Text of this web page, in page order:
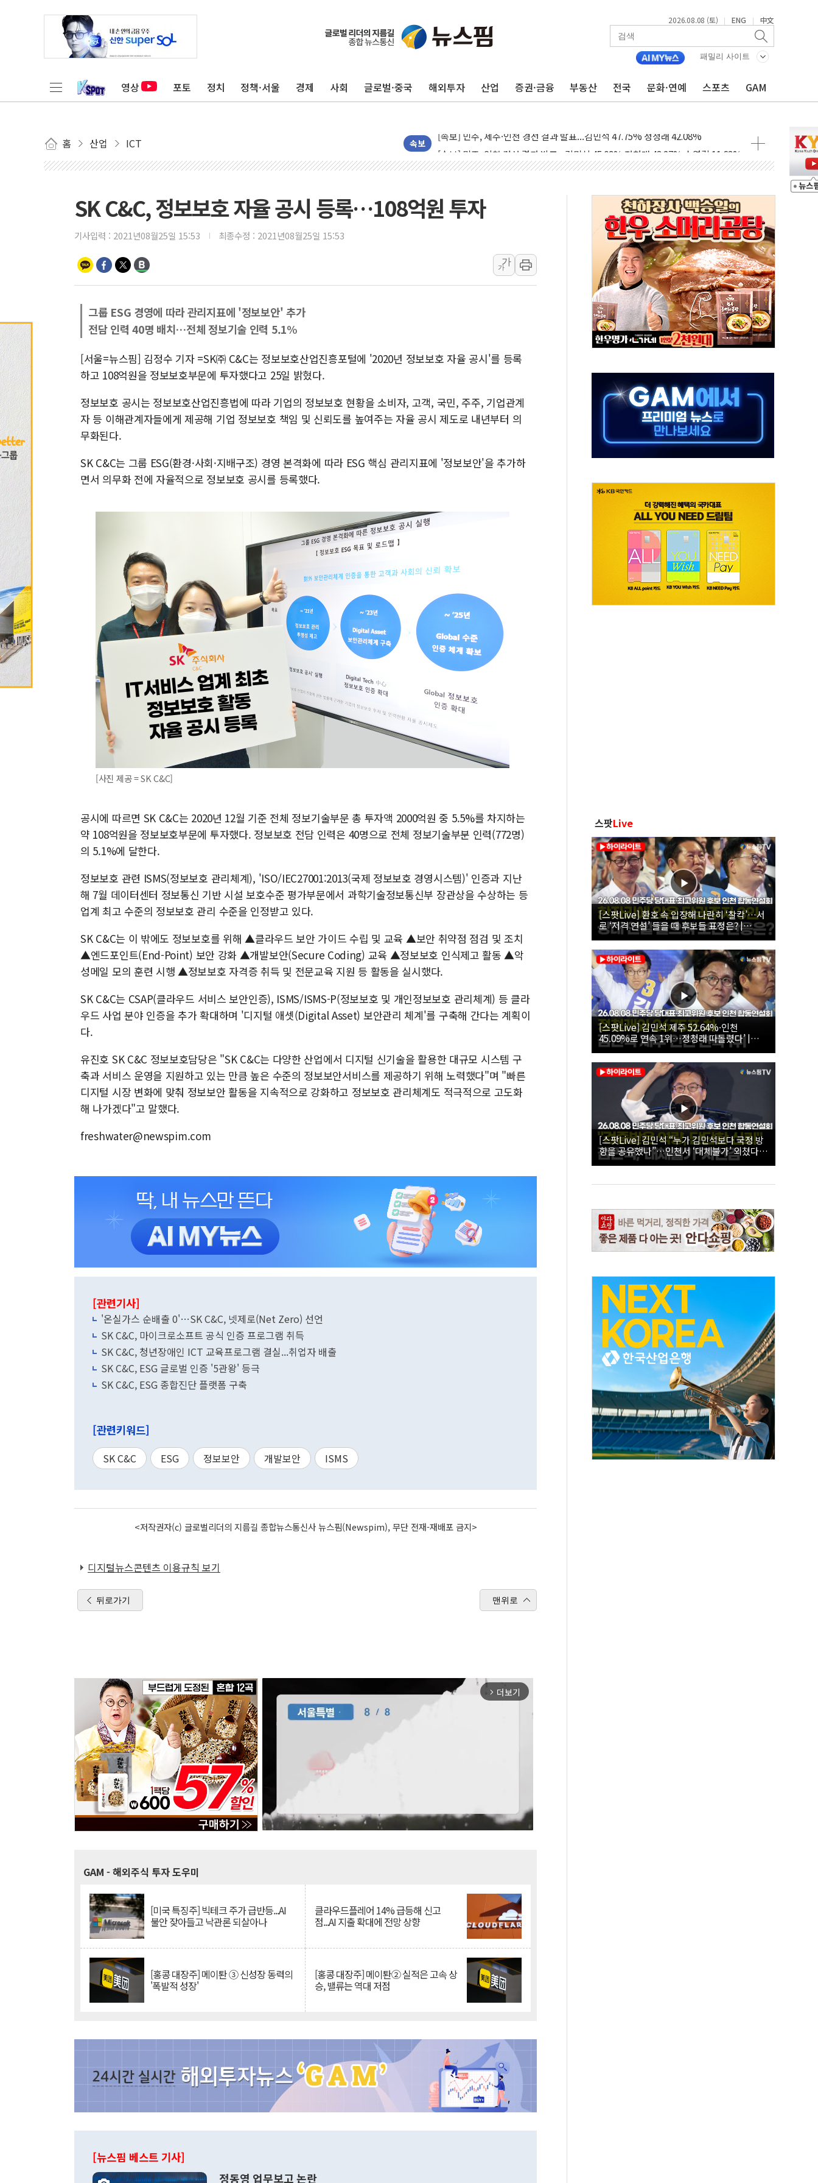
2026.08.08 (토) | ENG | 中文
패밀리 사이트
영상 포토 정치 정책·서울 경제 사회 글로벌·중국 해외투자 산업 증권·금융 부동산 전국 문화·연예 스포츠 GAM
홈 산업 ICT 속보
울진·영덕 '호우특보'-포항 '산사태 주의보'...경북도, 호우 피해·통제구간 없어
[종합] 김민석, 정청래에 '0.86%p' 차 재역전 성공...金 45.42% vs 鄭 44.56%
김민석, 2주차 제주·인천 경선서 정청래에 승리...47.75% vs 42.08%
인사하는 김민석 당대표 후보
[속보] 민주, 인천 경선 결과 발표...김민석 45.09% 정청래 43.27% 송영길 11.63%
[속보] 민주, 제주 경선 결과 발표...김민석 52.64% 정청래 39.89% 송영길 7.47%
美, 이란전 출구전략 만지작…공습 한계·탄약 부족 현실화
강릉·동해·삼척 시간당 최대 50㎜ 폭우…강원 동해안 강한 비 이어져
폐기물 수거하다 참변…60대 환경미화원 수거차에 치여 사망
서울 중랑구 주택가서 흉기 난동…60대 남성 2명 숨져
李대통령 "결혼 때문에 손해 보는 일 없게"…'결혼 페널티' 22개 과제 손본다
여수 오동도 인근 해상서 모터보트 전복…1명 사망·1명 실종
추미애, '위안부' 피해자 기림의 날 참석..."국제적 시민 연대로 목소리 내야"
인천 선재도 갯벌서 해루질 중 실종 60대 나흘만에 숨진 채 발견
인천서 말다툼 중 어머니 흉기 살해 10대 아들 체포
'화합' 꺼낸 김민석에 '뻔뻔' 받아친 정청래…제주 연설서 신경전 고조
李대통령, ISA 개편 재검토 지시…與 "적극 환영"·野 "졸속 국정"
SK C&C, 정보보호 자율 공시 등록…108억원 투자
기사입력 : 2021년08월25일 15:53 최종수정 : 2021년08월25일 15:53
가
가
그룹 ESG 경영에 따라 관리지표에 '정보보안' 추가
전담 인력 40명 배치…전체 정보기술 인력 5.1%
[서울=뉴스핌] 김정수 기자 =SK㈜ C&C는 정보보호산업진흥포털에 '2020년 정보보호 자율 공시'를 등록
하고 108억원을 정보보호부문에 투자했다고 25일 밝혔다.
정보보호 공시는 정보보호산업진흥법에 따라 기업의 정보보호 현황을 소비자, 고객, 국민, 주주, 기업관계
자 등 이해관계자들에게 제공해 기업 정보보호 책임 및 신뢰도를 높여주는 자율 공시 제도로 내년부터 의
무화된다.
SK C&C는 그룹 ESG(환경·사회·지배구조) 경영 본격화에 따라 ESG 핵심 관리지표에 '정보보안'을 추가하
면서 의무화 전에 자율적으로 정보보호 공시를 등록했다.
[사진 제공 = SK C&C]
공시에 따르면 SK C&C는 2020년 12월 기준 전체 정보기술부문 총 투자액 2000억원 중 5.5%를 차지하는
약 108억원을 정보보호부문에 투자했다. 정보보호 전담 인력은 40명으로 전체 정보기술부분 인력(772명)
의 5.1%에 달한다.
정보보호 관련 ISMS(정보보호 관리체계), 'ISO/IEC27001:2013(국제 정보보호 경영시스템)' 인증과 지난
해 7월 데이터센터 정보통신 기반 시설 보호수준 평가부문에서 과학기술정보통신부 장관상을 수상하는 등
업계 최고 수준의 정보보호 관리 수준을 인정받고 있다.
SK C&C는 이 밖에도 정보보호를 위해 ▲클라우드 보안 가이드 수립 및 교육 ▲보안 취약점 점검 및 조치
▲엔드포인트(End-Point) 보안 강화 ▲개발보안(Secure Coding) 교육 ▲정보보호 인식제고 활동 ▲악
성메일 모의 훈련 시행 ▲정보보호 자격증 취득 및 전문교육 지원 등 활동을 실시했다.
SK C&C는 CSAP(클라우드 서비스 보안인증), ISMS/ISMS-P(정보보호 및 개인정보보호 관리체계) 등 클라
우드 사업 분야 인증을 추가 확대하며 '디지털 애셋(Digital Asset) 보안관리 체계'를 구축해 간다는 계획이
다.
유진호 SK C&C 정보보호담당은 "SK C&C는 다양한 산업에서 디지털 신기술을 활용한 대규모 시스템 구
축과 서비스 운영을 지원하고 있는 만큼 높은 수준의 정보보안서비스를 제공하기 위해 노력했다"며 "빠른
디지털 시장 변화에 맞춰 정보보안 활동을 지속적으로 강화하고 정보보호 관리체계도 적극적으로 고도화
해 나가겠다"고 말했다.
freshwater@newspim.com
[관련기사]
'온실가스 순배출 0'…SK C&C, 넷제로(Net Zero) 선언
SK C&C, 마이크로소프트 공식 인증 프로그램 취득
SK C&C, 청년장애인 ICT 교육프로그램 결실...취업자 배출
SK C&C, ESG 글로벌 인증 '5관왕' 등극
SK C&C, ESG 종합진단 플랫폼 구축
[관련키워드]
SK C&C ESG 정보보안 개발보안 ISMS
<저작권자(c) 글로벌리더의 지름길 종합뉴스통신사 뉴스핌(Newspim), 무단 전재-재배포 금지>
디지털뉴스콘텐츠 이용규칙 보기
뒤로가기 맨위로
arrow_forward_ios 더보기
GAM - 해외주식 투자 도우미
[미국 특징주] 빅테크 주가 급반등...AI
불안 잦아들고 낙관론 되살아나
클라우드플레어 14% 급등해 신고
점...AI 지출 확대에 전망 상향
[홍콩 대장주] 메이퇀 ③ 신성장 동력의
'폭발적 성장'
[홍콩 대장주] 메이퇀② 실적은 고속 상
승, 밸류는 역대 저점
[뉴스핌 베스트 기사]
정동영 업무보고 논란
스팟Live
[스팟Live] 환호 속 입장해 나란히 ‘찰칵’…서
로 ‘저격 연설’ 들을 때 후보들 표정은? |
26.08.08 더불어민주당 당대표·최고위원 후
보 인천 합동연설회
[스팟Live] 김민석 제주 52.64%·인천
45.09%로 연속 1위…정청래 따돌렸다’ |
26.08.08 더불어민주당 당대표·최고위원 후
보 인천 합동연설회
[스팟Live] 김민석 “누가 김민석보다 국정 방
향을 공유했나”…인천서 ‘대체불가’ 외쳤다 |
26.08.08 더불어민주당 당대표·최고위원 후